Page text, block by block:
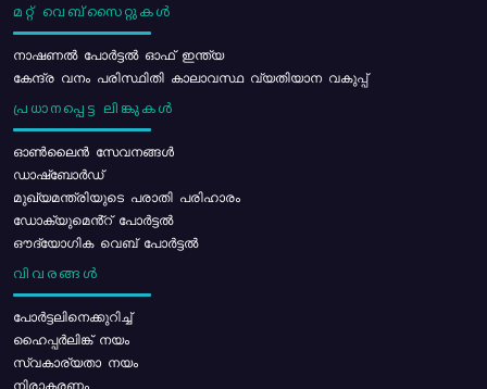
മറ്റ് വെബ്സൈറ്റുകൾ
നാഷണൽ പോർട്ടൽ ഓഫ് ഇന്ത്യ
കേന്ദ്ര വനം പരിസ്ഥിതി കാലാവസ്ഥ വ്യതിയാന വകുപ്പ്
പ്രധാനപ്പെട്ട ലിങ്കുകൾ
ഓൺലൈൻ സേവനങ്ങൾ
ഡാഷ്ബോർഡ്
മുഖ്യമന്ത്രിയുടെ പരാതി പരിഹാരം
ഡോക്യുമെൻ്റ് പോർട്ടൽ
ഔദ്യോഗിക വെബ് പോർട്ടൽ
വിവരങ്ങൾ
പോര്‍ട്ടലിനെക്കുറിച്ച്
ഹൈപ്പർലിങ്ക് നയം
സ്വകാര്യതാ നയം
നിരാകരണം